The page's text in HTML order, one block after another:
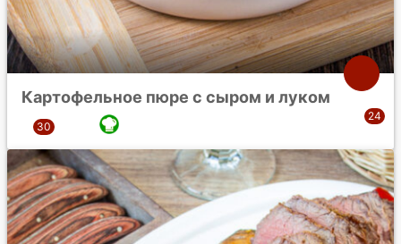
Картофельное пюре с сыром и луком